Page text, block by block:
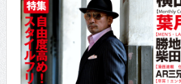
CINEMA×STYLE 294号
CINEMA×STYLE 293号